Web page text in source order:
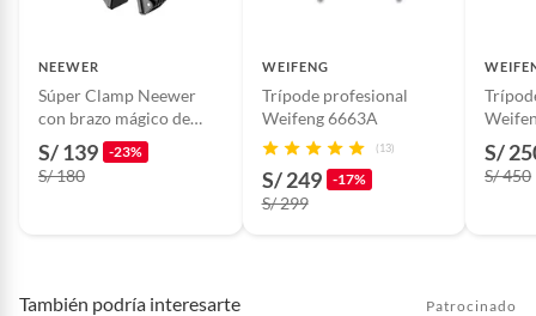
NEEWER
Súper Clamp Neewer
con brazo mágico de
rótula doble - ST85
S/ 139 -23%
S/ 180
WEIFENG
Trípode profesional
Weifeng 6663A
(13)
S/ 249 -17%
S/ 299
S/
S/ 450
También podría interesarte Patrocinado